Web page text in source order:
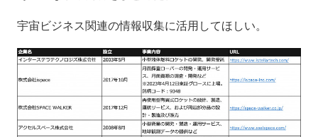
宇宙ビジネス関連の情報収集に活用してほしい。